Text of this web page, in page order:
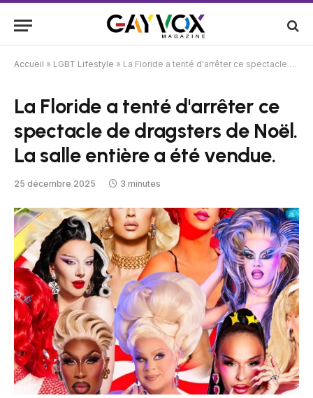
Accueil » LGBT Lifestyle » La Floride a tenté d'arrêter ce spectacle de dragsters de Noël. La salle entière a été vendue.
La Floride a tenté d'arrêter ce
spectacle de dragsters de Noël.
La salle entière a été vendue.
25 décembre 2025 3 minutes